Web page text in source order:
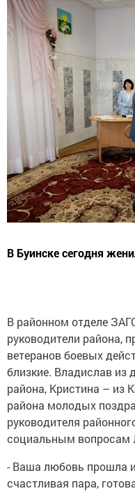
В Буинске сегодня
В районном отделе
руководители района,
ветеранов боевых
близкие. Владислав из
района, Кристина – из
района молодых
руководителя
социальным вопросам
- Ваша любовь прошла
счастливая пара,